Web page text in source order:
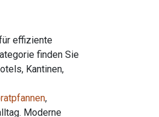
effiziente
finden Sie
Kantinen,
,
Moderne